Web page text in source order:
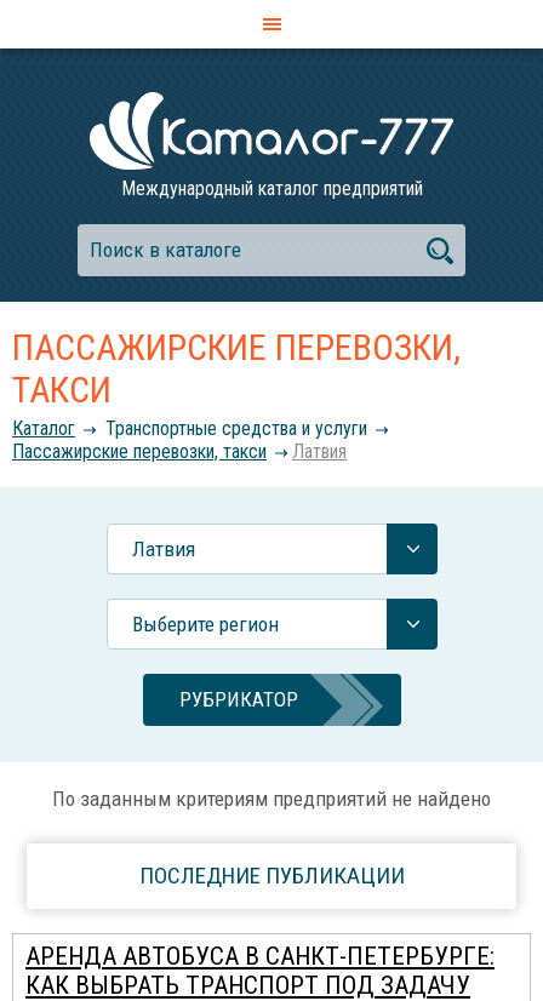
Международный каталог предприятий
ПАССАЖИРСКИЕ ПЕРЕВОЗКИ,
ТАКСИ
Каталог
Транспортные средства и услуги
Пассажирские перевозки, такси
Латвия
Латвия
Выберите регион
РУБРИКАТОР
По заданным критериям предприятий не найдено
ПОСЛЕДНИЕ ПУБЛИКАЦИИ
АРЕНДА АВТОБУСА В САНКТ-ПЕТЕРБУРГЕ:
КАК ВЫБРАТЬ ТРАНСПОРТ ПОД ЗАДАЧУ